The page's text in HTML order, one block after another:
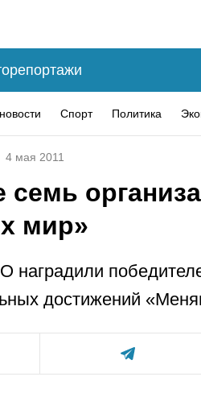
Спорт Политика
4 мая 2011
семь
мир»
наградили
достижений